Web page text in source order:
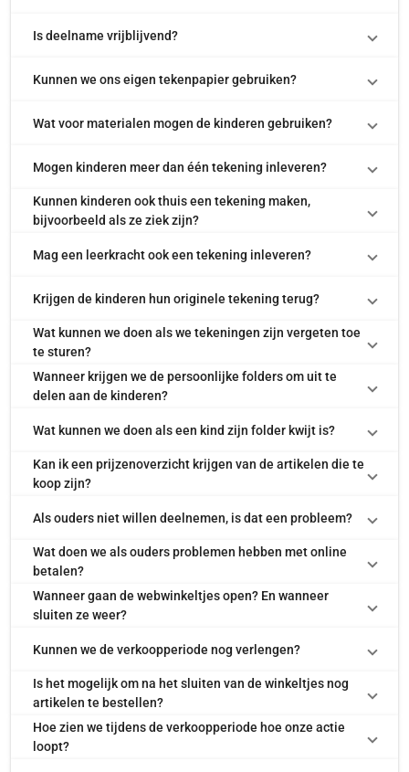
Is deelname vrijblijvend?
Kunnen we ons eigen tekenpapier gebruiken?
Wat voor materialen mogen de kinderen gebruiken?
Mogen kinderen meer dan één tekening inleveren?
Kunnen kinderen ook thuis een tekening maken,
bijvoorbeeld als ze ziek zijn?
Mag een leerkracht ook een tekening inleveren?
Krijgen de kinderen hun originele tekening terug?
Wat kunnen we doen als we tekeningen zijn vergeten toe
te sturen?
Wanneer krijgen we de persoonlijke folders om uit te
delen aan de kinderen?
Wat kunnen we doen als een kind zijn folder kwijt is?
Kan ik een prijzenoverzicht krijgen van de artikelen die te
koop zijn?
Als ouders niet willen deelnemen, is dat een probleem?
Wat doen we als ouders problemen hebben met online
betalen?
Wanneer gaan de webwinkeltjes open? En wanneer
sluiten ze weer?
Kunnen we de verkoopperiode nog verlengen?
Is het mogelijk om na het sluiten van de winkeltjes nog
artikelen te bestellen?
Hoe zien we tijdens de verkoopperiode hoe onze actie
loopt?